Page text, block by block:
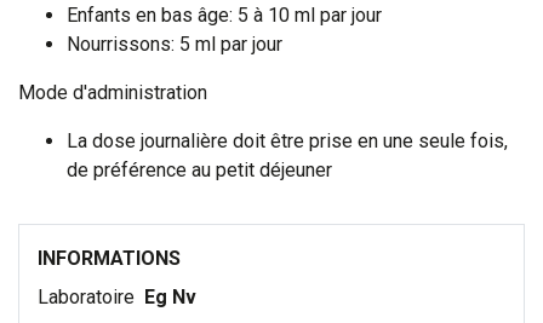
Enfants en bas âge: 5 à 10 ml par jour
Nourrissons: 5 ml par jour
Mode d'administration
La dose journalière doit être prise en une seule fois,
de préférence au petit déjeuner
INFORMATIONS
Laboratoire Eg Nv